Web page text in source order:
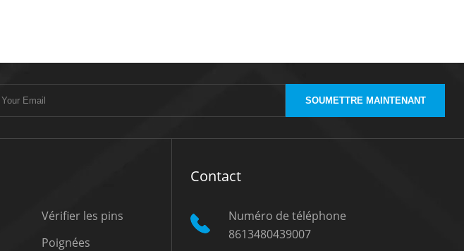
SOUMETTRE MAINTENANT
Vérifier les pins
Poignées
Contact
Numéro de téléphone
8613480439007